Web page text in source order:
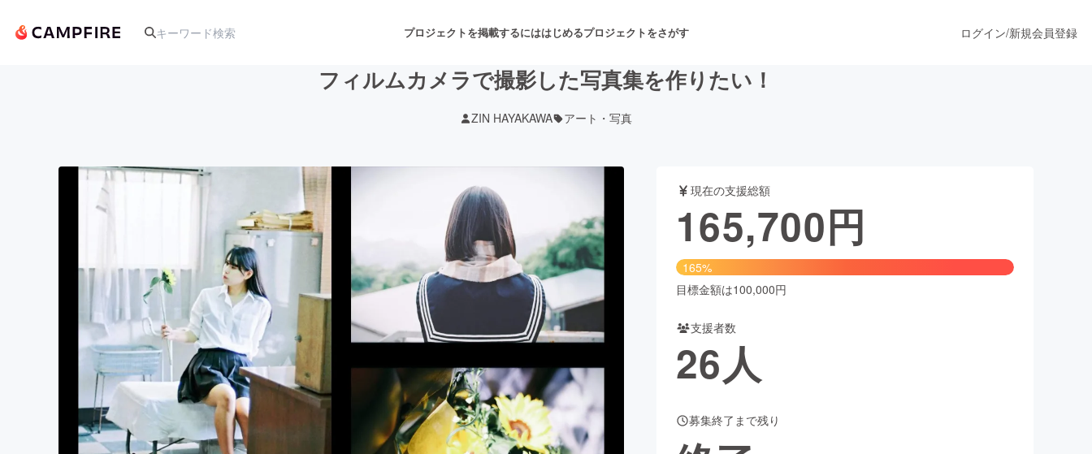
プロジェクトを掲載するにははじめるプロジェクトをさがす
舞台・パフォーマンス
テクノロジー・ガジェット ゲーム・サービス開発 フード・飲食店 ファッション
映像・映画 書籍・雑誌出版
ビジネス・起業 チャレンジ ビューティー・ヘルスケア
まちづくり・地域活性化
CAMPFIRE for Social Good
CAMPFIRE Creation
ログイン/新規会員登録
フィルムカメラで撮影した写真集を作りたい！
ZIN HAYAKAWA アート・写真
現在の支援総額
165,700円
165%
目標金額は100,000円
支援者数
26人
募集終了まで残り